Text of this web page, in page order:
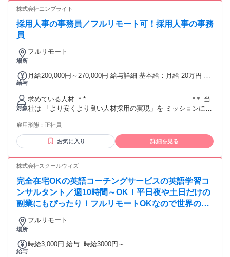
株式会社エンブライト
採用人事の事務員／フルリモート可！採用人事の事務
員
場所
フルリモート
給与
月給200,000円～270,000円 給与詳細 基本給：月給 20万円 〜
れる通勤・皆勤・家族手当金額：なし 全員に一律で支払われ
るその他手当金額：なし
対象
求めている人材 ＊*┈┈┈┈┈┈┈┈┈┈┈┈┈┈┈┈*＊ 当
社は 「より安くより良い人材採用の実現」を ミッションに掲
に貢献したい という方をお待ちしています。 *＊
┈┈┈┈┈┈┈┈┈┈┈┈┈┈┈┈＊* ⭐必須条件 ￣￣￣￣￣
￣￣￣￣￣￣￣￣￣￣￣￣￣ ◆法人対応（窓口や営業）の経
んな方歓迎♪ ￣￣￣￣￣￣￣￣￣￣￣￣￣￣￣￣￣￣ ◇リモ
◇チームで協力して業務を進められる方 ⭐未経験の方も歓
迎！ ￣￣￣￣￣￣￣￣￣￣￣￣￣￣￣￣￣￣ 業界についての
研修があるため、 医療福祉業界について未経験の方も歓迎で
す！ 向上心を持って業務に取り組める方、 新しい環境でチャ
レンジしたい方、 ぜひご応募ください。
雇用形態： 正社員
お気に入り 詳細を見る
株式会社スクールウィズ
完全在宅OKの英語コーチングサービスの英語学習コ
ンサルタント／週10時間～OK！平日夜や土日だけの
副業にもぴったり！フルリモートOKなので世界のど
こからでも働けます！
場所
フルリモート
給与
時給3,000円 給与: 時給3000円～